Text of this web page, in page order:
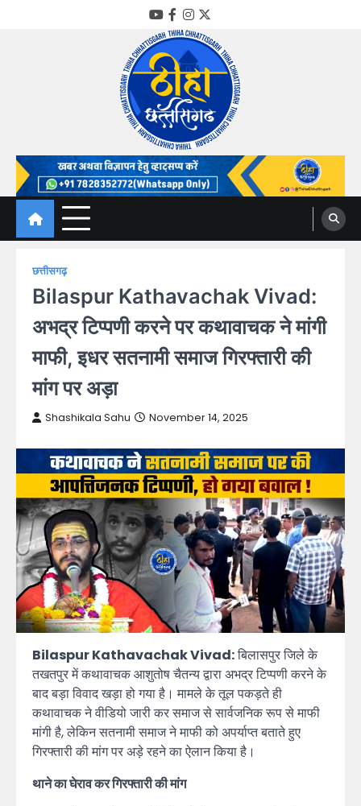
YouTube
Facebook
Instagram
Twitter
Thiha Chhattisgarh
गोठ जन-जन के
छत्तीसगढ़
Bilaspur Kathavachak Vivad:
अभद्र टिप्पणी करने पर कथावाचक ने मांगी
माफी, इधर सतनामी समाज गिरफ्तारी की
मांग पर अड़ा
Shashikala Sahu November 14, 2025
Bilaspur Kathavachak Vivad:बिलासपुर जिले के
तखतपुर में कथावाचक आशुतोष चैतन्य द्वारा अभद्र टिप्पणी करने के
बाद बड़ा विवाद खड़ा हो गया है। मामले के तूल पकड़ते ही
कथावाचक ने वीडियो जारी कर समाज से सार्वजनिक रूप से माफी
मांगी है, लेकिन सतनामी समाज ने माफी को अपर्याप्त बताते हुए
गिरफ्तारी की मांग पर अड़े रहने का ऐलान किया है।
थाने का घेराव कर गिरफ्तारी की मांग